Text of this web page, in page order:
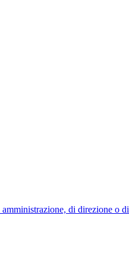
di direzione o